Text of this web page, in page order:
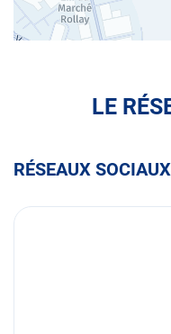
LE
RÉSEAUX